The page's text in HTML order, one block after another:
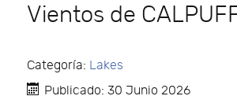
Vientos de
Categoría: Lakes
Publicado: 30 Junio 2026